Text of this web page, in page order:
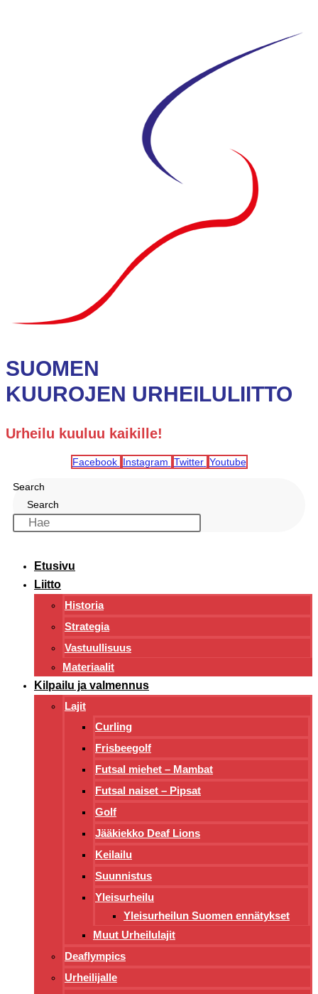
SUOMEN
KUUROJEN URHEILULIITTO
Urheilu kuuluu kaikille!
Facebook Instagram Twitter Youtube
Search
Search
Etusivu
Liitto
Historia
Strategia
Vastuullisuus
Materiaalit
Kilpailu ja valmennus
Lajit
Curling
Frisbeegolf
Futsal miehet – Mambat
Futsal naiset – Pipsat
Golf
Jääkiekko Deaf Lions
Keilailu
Suunnistus
Yleisurheilu
Yleisurheilun Suomen ennätykset
Muut Urheilulajit
Deaflympics
Urheilijalle